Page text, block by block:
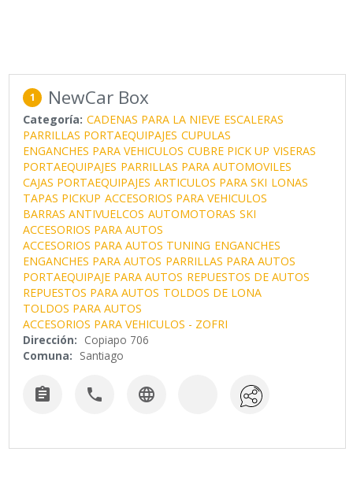
1 NewCar Box
Categoría: CADENAS PARA LA NIEVE ESCALERAS
PARRILLAS PORTAEQUIPAJES CUPULAS
ENGANCHES PARA VEHICULOS CUBRE PICK UP VISERAS
PORTAEQUIPAJES PARRILLAS PARA AUTOMOVILES
CAJAS PORTAEQUIPAJES ARTICULOS PARA SKI LONAS
TAPAS PICKUP ACCESORIOS PARA VEHICULOS
BARRAS ANTIVUELCOS AUTOMOTORAS SKI
ACCESORIOS PARA AUTOS
ACCESORIOS PARA AUTOS TUNING ENGANCHES
ENGANCHES PARA AUTOS PARRILLAS PARA AUTOS
PORTAEQUIPAJE PARA AUTOS REPUESTOS DE AUTOS
REPUESTOS PARA AUTOS TOLDOS DE LONA
TOLDOS PARA AUTOS
ACCESORIOS PARA VEHICULOS - ZOFRI
Dirección: Copiapo 706
Comuna: Santiago
  